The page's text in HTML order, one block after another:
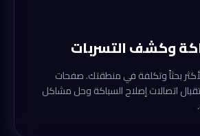
وكشف التسربات
بحثاً وتكلفة في منطقتك. صفحات
اتصالات إصلاح السباكة وحل مشاكل